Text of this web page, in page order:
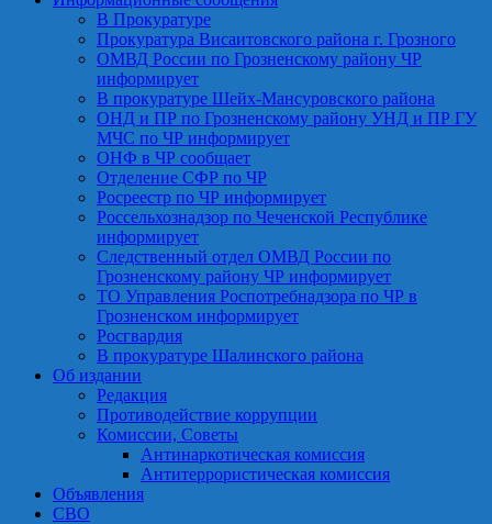
В Прокуратуре
Прокуратура Висаитовского района г. Грозного
ОМВД России по Грозненскому району ЧР
информирует
В прокуратуре Шейх-Мансуровского района
ОНД и ПР по Грозненскому району УНД и ПР ГУ
МЧС по ЧР информирует
ОНФ в ЧР сообщает
Отделение СФР по ЧР
Росреестр по ЧР информирует
Россельхознадзор по Чеченской Республике
информирует
Следственный отдел ОМВД России по
Грозненскому району ЧР информирует
ТО Управления Роспотребнадзора по ЧР в
Грозненском информирует
Росгвардия
В прокуратуре Шалинского района
Об издании
Редакция
Противодействие коррупции
Комиссии, Советы
Антинаркотическая комиссия
Антитеррористическая комиссия
Объявления
СВО